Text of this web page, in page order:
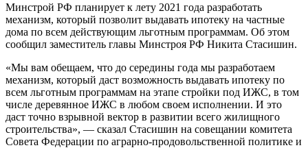
Минстрой РФ планирует к лету 2021 года разработать
механизм, который позволит выдавать ипотеку на частные
дома по всем действующим льготным программам. Об этом
сообщил заместитель главы Минстроя РФ Никита Стасишин.
«Мы вам обещаем, что до середины года мы разработаем
механизм, который даст возможность выдавать ипотеку по
всем льготным программам на этапе стройки под ИЖС, в том
числе деревянное ИЖС в любом своем исполнении. И это
даст точно взрывной вектор в развитии всего жилищного
строительства», — сказал Стасишин на совещании комитета
Совета Федерации по аграрно-продовольственной политике и